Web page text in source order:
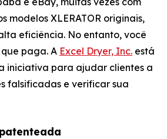
modelos XLERATOR originais,
eficiência. No entanto, você
paga. A Excel Dryer, Inc. está
iniciativa para ajudar clientes a
falsificadas e verificar sua